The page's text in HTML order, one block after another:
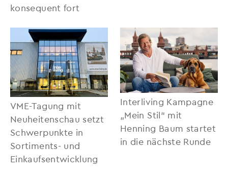
konsequent fort
VME-Tagung mit
Neuheitenschau setzt
Schwerpunkte in
Sortiments- und
Einkaufsentwicklung
Interliving Kampagne
„Mein Stil“ mit
Henning Baum startet
in die nächste Runde